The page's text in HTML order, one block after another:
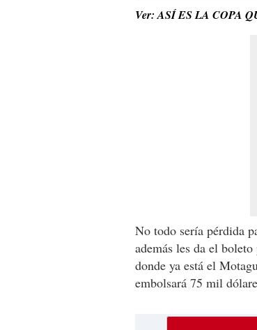
Ver: ASÍ ES LA COPA
No todo sería pérdida
además les da el
donde ya está el
embolsará 75 mil